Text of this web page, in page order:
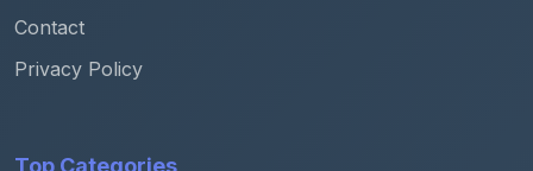
Contact
Privacy Policy
Top Categories